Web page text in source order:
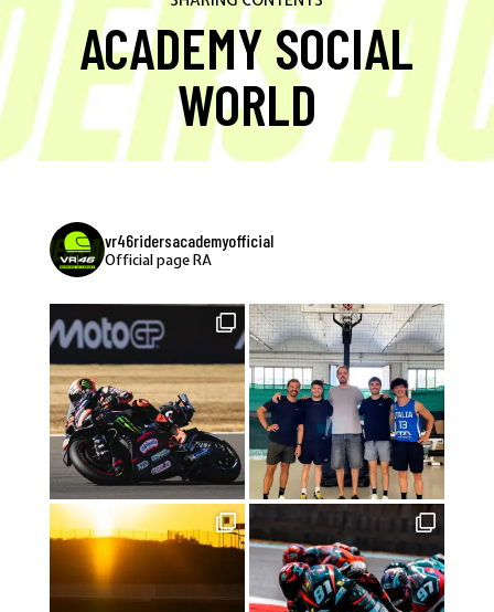
ACADEMY SOCIAL
WORLD
vr46ridersacademyofficial
Official page RA